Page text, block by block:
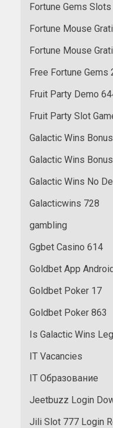
Fortune Gems
Fortune Mouse
Fortune Mouse
Free Fortune Gems
Fruit Party Demo
Fruit Party Slot
Galactic Wins
Galactic Wins
Galactic Wins No
Galacticwins 728
gambling
Ggbet Casino 614
Goldbet App
Goldbet Poker 17
Goldbet Poker 863
Is Galactic Wins
IT Vacancies
IT Образование
Jeetbuzz Login
Jili Slot 777 Login